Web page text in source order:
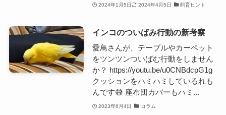
2024年1月5日 2024年4月5日 飼育ヒント
インコのついばみ行動の新考察
愛鳥さんが、テーブルやカーペット
をツンツンついばむ行動をしません
か？ https://youtu.be/u0CNBdcpG1g
クッションをハミハミしているれも
んです😅 座布団カバーもハミ...
2023年6月4日 コラム